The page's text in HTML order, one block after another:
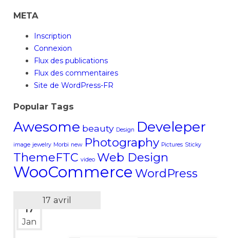
META
Inscription
Connexion
Flux des publications
Flux des commentaires
Site de WordPress-FR
Popular Tags
Awesome beauty Design Develeper
image jewelry Morbi new Photography Pictures Sticky
ThemeFTC video Web Design
WooCommerce WordPress
17 janvier
17
Jan
21 avril
20 avril
19 avril
18 avril
17 avril